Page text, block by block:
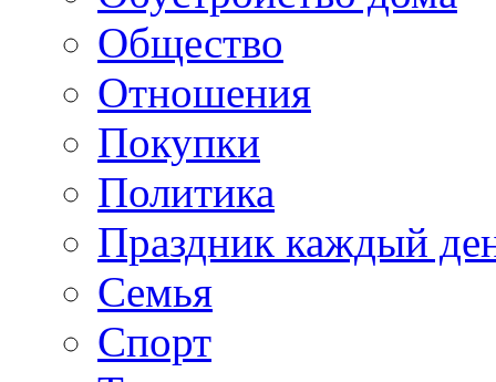
Общество
Отношения
Покупки
Политика
Праздник каждый
Семья
Спорт